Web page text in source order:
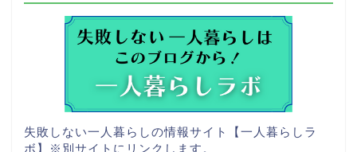
失敗しない一人暮らしの情報サイト【一人暮らしラ
ボ】
※別サイトにリンクします。